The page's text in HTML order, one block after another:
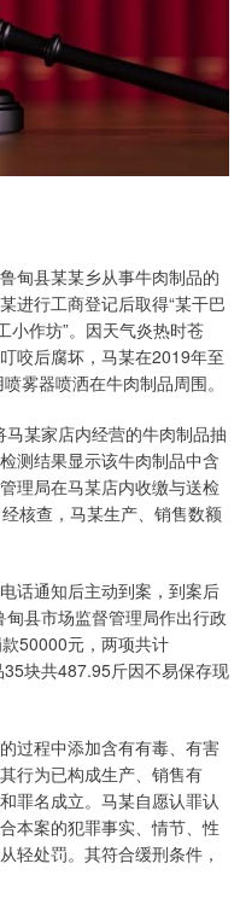
甸县某某乡从事牛肉制品的
进行工商登记后取得“某干巴
小作坊”。因天气炎热时苍
咬后腐坏，马某在2019年至
雾器喷洒在牛肉制品周围。
某家店内经营的牛肉制品抽
测结果显示该牛肉制品中含
理局在马某店内收缴与送检
核查，马某生产、销售数额
话通知后主动到案，到案后
县市场监督管理局作出行政
50000元，两项共计
块共487.95斤因不易保存现
过程中添加含有有毒、有害
行为已构成生产、销售有
罪名成立。马某自愿认罪认
本案的犯罪事实、情节、性
轻处罚。其符合缓刑条件，